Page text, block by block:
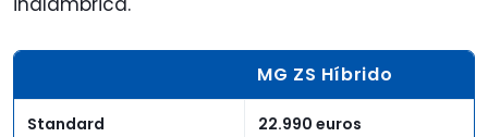
MG ZS Híbrido
Standard 22.990 euros